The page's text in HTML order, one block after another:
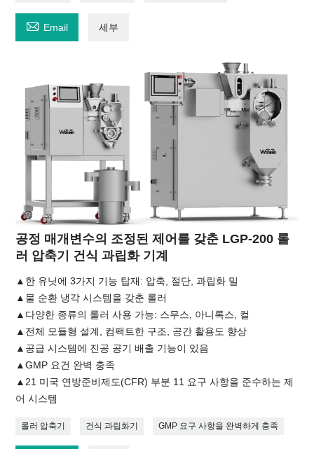
 Email 세부
공정 매개변수의 조정된 제어를 갖춘 LGP-200 롤
러 압축기 건식 과립화 기계
▲한 유닛에 3가지 기능 탑재: 압축, 절단, 과립화 밀
▲물 순환 냉각 시스템을 갖춘 롤러
▲다양한 종류의 롤러 사용 가능: 스무스, 아니록스, 컬
▲전체 모듈형 설계, 컴팩트한 구조, 공간 활용도 향상
▲공급 시스템에 진공 공기 배출 기능이 있음
▲GMP 요건 완벽 충족
▲21 미국 연방준비제도(CFR) 부분 11 요구 사항을 준수하는 제
어 시스템
롤러 압축기 건식 과립화기 GMP 요구 사항을 완벽하게 충족